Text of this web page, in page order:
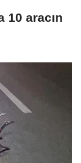
10 aracın